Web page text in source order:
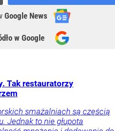
Google News
w Google
Tak restauratorzy
smażalniach są częścią
Jednak to nie głupota